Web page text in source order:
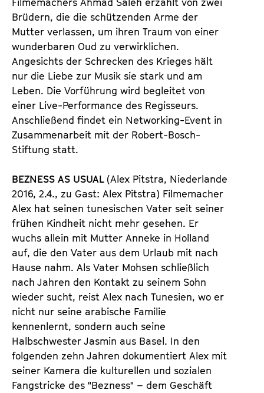
Brüdern, die die schützenden Arme der
Mutter verlassen, um ihren Traum von einer
wunderbaren Oud zu verwirklichen.
Angesichts der Schrecken des Krieges hält
nur die Liebe zur Musik sie stark und am
Leben. Die Vorführung wird begleitet von
einer Live-Performance des Regisseurs.
Anschließend findet ein Networking-Event in
Zusammenarbeit mit der Robert-Bosch-
Stiftung statt.
BEZNESS AS USUAL (Alex Pitstra, Niederlande
2016, 2.4., zu Gast: Alex Pitstra) Filmemacher
Alex hat seinen tunesischen Vater seit seiner
frühen Kindheit nicht mehr gesehen. Er
wuchs allein mit Mutter Anneke in Holland
auf, die den Vater aus dem Urlaub mit nach
Hause nahm. Als Vater Mohsen schließlich
nach Jahren den Kontakt zu seinem Sohn
wieder sucht, reist Alex nach Tunesien, wo er
nicht nur seine arabische Familie
kennenlernt, sondern auch seine
Halbschwester Jasmin aus Basel. In den
folgenden zehn Jahren dokumentiert Alex mit
seiner Kamera die kulturellen und sozialen
Fangstricke des "Bezness" – dem Geschäft